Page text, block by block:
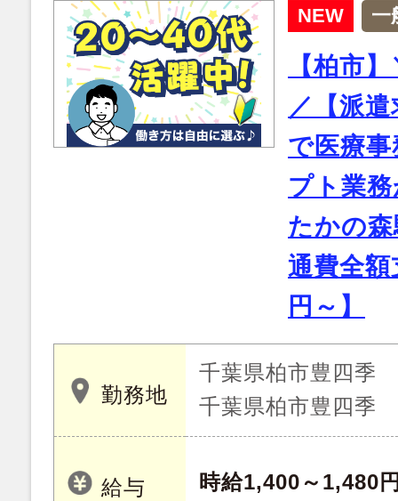
NEW 一
【柏市
／【派
で医療
プト業
たかの
通費全
円～】
勤務地
千葉県柏市豊四季
千葉県柏市豊四季
給与 時給1,400～1,480